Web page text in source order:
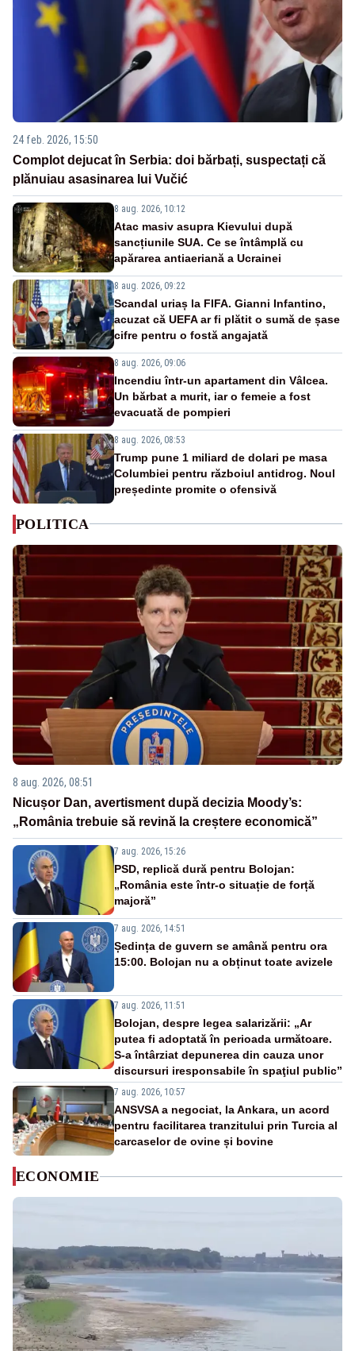
24 feb. 2026, 15:50
Complot dejucat în Serbia: doi bărbați, suspectați că
plănuiau asasinarea lui Vučić
8 aug. 2026, 10:12
Atac masiv asupra Kievului după
sancțiunile SUA. Ce se întâmplă cu
apărarea antiaeriană a Ucrainei
8 aug. 2026, 09:22
Scandal uriaș la FIFA. Gianni Infantino,
acuzat că UEFA ar fi plătit o sumă de șase
cifre pentru o fostă angajată
8 aug. 2026, 09:06
Incendiu într-un apartament din Vâlcea.
Un bărbat a murit, iar o femeie a fost
evacuată de pompieri
8 aug. 2026, 08:53
Trump pune 1 miliard de dolari pe masa
Columbiei pentru războiul antidrog. Noul
președinte promite o ofensivă
POLITICA
8 aug. 2026, 08:51
Nicușor Dan, avertisment după decizia Moody’s:
„România trebuie să revină la creștere economică”
7 aug. 2026, 15:26
PSD, replică dură pentru Bolojan:
„România este într-o situație de forță
majoră”
7 aug. 2026, 14:51
Ședința de guvern se amână pentru ora
15:00. Bolojan nu a obținut toate avizele
7 aug. 2026, 11:51
Bolojan, despre legea salarizării: „Ar
putea fi adoptată în perioada următoare.
S-a întârziat depunerea din cauza unor
discursuri iresponsabile în spaţiul public”
7 aug. 2026, 10:57
ANSVSA a negociat, la Ankara, un acord
pentru facilitarea tranzitului prin Turcia al
carcaselor de ovine și bovine
ECONOMIE